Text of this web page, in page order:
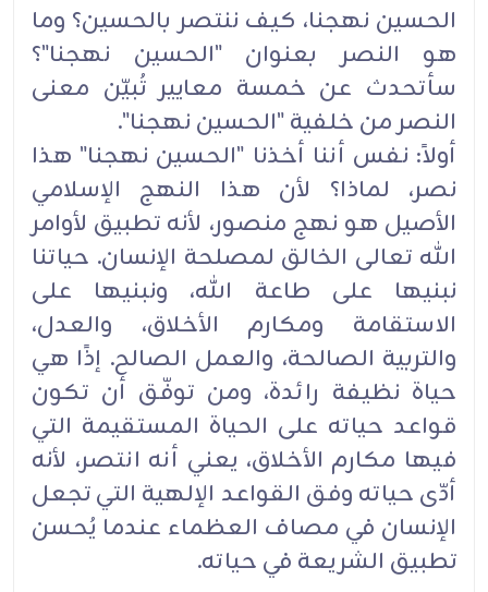
الحسين نهجنا، كيف ننتصر بالحسين؟ وما
هو النصر بعنوان "الحسين نهجنا"؟
سأتحدث عن خمسة معايير تُبيّن معنى
النصر من خلفية "الحسين نهجنا".
أولاً: نفس أننا أخذنا "الحسين نهجنا" هذا
نصر، لماذا؟ لأن هذا النهج الإسلامي
الأصيل هو نهج منصور، لأنه تطبيق لأوامر
الله تعالى الخالق لمصلحة الإنسان. حياتنا
نبنيها على طاعة الله، ونبنيها على
الاستقامة ومكارم الأخلاق، والعدل،
والتربية الصالحة، والعمل الصالح. إذًا هي
حياة نظيفة رائدة، ومن توفّق أن تكون
قواعد حياته على الحياة المستقيمة التي
فيها مكارم الأخلاق، يعني أنه انتصر، لأنه
أدّى حياته وفق القواعد الإلهية التي تجعل
الإنسان في مصاف العظماء عندما يُحسن
تطبيق الشريعة في حياته.